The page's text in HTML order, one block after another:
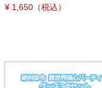
¥ 1,650（税込）